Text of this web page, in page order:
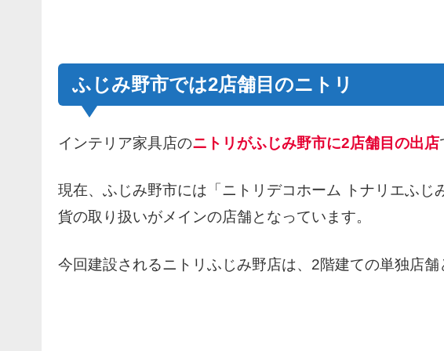
ふじみ野市では2店舗目のニトリ
インテリア家具店のニトリがふじみ野市に2店舗目の出店
現在、ふじみ野市には「ニトリデコホーム トナリエふじ
貨の取り扱いがメインの店舗となっています。
今回建設されるニトリふじみ野店は、2階建ての単独店舗